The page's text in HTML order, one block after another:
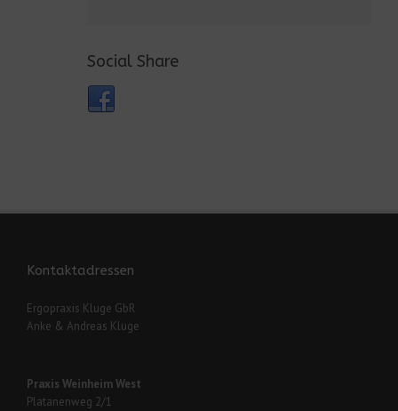
Social Share
Kontaktadressen
Ergopraxis Kluge GbR
Anke & Andreas Kluge
Praxis Weinheim West
Platanenweg 2/1